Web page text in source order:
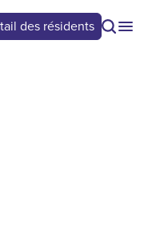
des résidents
0/0